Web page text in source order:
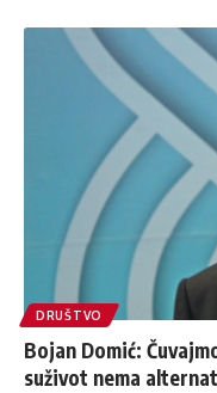
DRUŠTVO
Bojan Domić:
suživot nema